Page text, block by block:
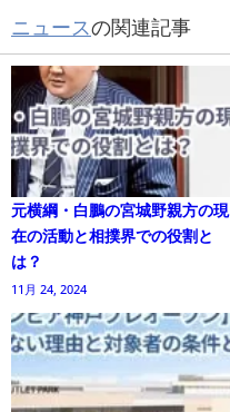
ニュースの関連記事
元横綱・白鵬の宮城野親方の現
在の活動と相撲界での役割と
は？
11月 24, 2024